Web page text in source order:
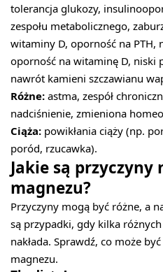
tolerancja glukozy,
zespołu metabolicznego,
witaminy D, oporność na PTH,
oporność na witaminę D, niski
nawrót kamieni szczawianu
Różne: astma, zespół
nadciśnienie, zmieniona
Ciąża: powikłania ciąży (np.
poród, rzucawka).
Jakie są przyczyny
magnezu?
Przyczyny mogą być różne, a
są przypadki, gdy kilka
nakłada. Sprawdź, co może
magnezu.